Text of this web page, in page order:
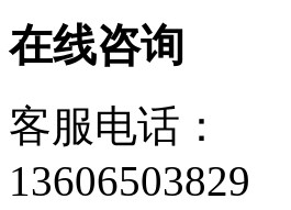
在线咨询
客服电话：
13606503829